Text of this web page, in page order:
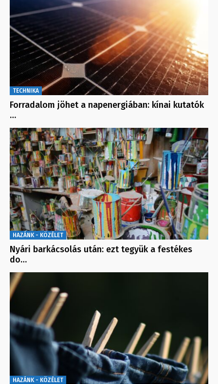
TECHNIKA
Forradalom jöhet a napenergiában: kínai kutatók
…
HAZÁNK - KÖZÉLET
Nyári barkácsolás után: ezt tegyük a festékes
do…
HAZÁNK - KÖZÉLET